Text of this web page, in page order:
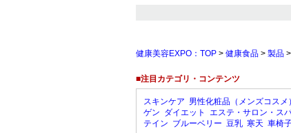
健康美容EXPO：TOP > 健康食品 > 製品 >
■注目カテゴリ・コンテンツ
スキンケア 男性化粧品（メンズコスメ）
ゲン ダイエット エステ・サロン・ス
テイン ブルーベリー 豆乳 寒天 車椅